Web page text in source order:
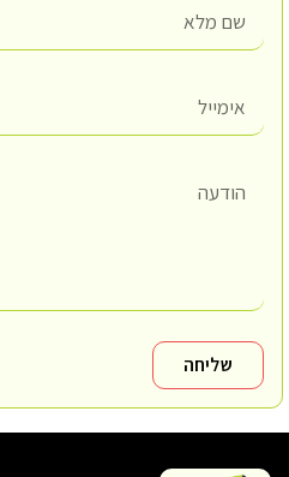
שליחה